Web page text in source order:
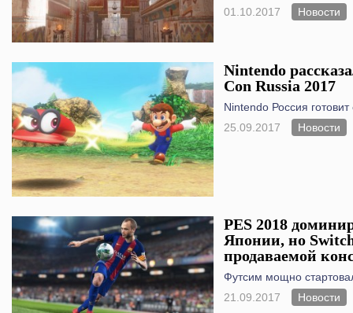
01.10.2017
Новости
Nintendo
Con Russia 2017
Nintendo Россия
25.09.2017
Новости
PES 2018
Японии, но
продаваемой
Футсим мощно
21.09.2017
Новости